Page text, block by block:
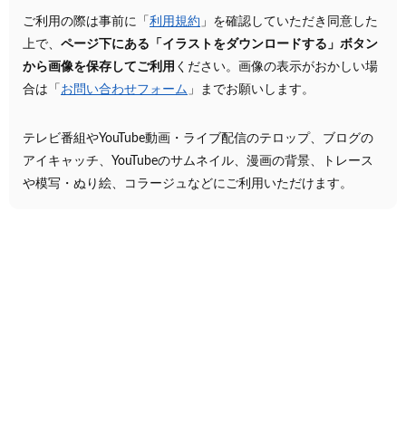
ご利用の際は事前に「 利用規約 」を確認していただき同意した
上で、 ページ下にある「イラストをダウンロードする」ボタン
から画像を保存してご利用 ください。画像の表示がおかしい場
合は「 お問い合わせフォーム 」までお願いします。
テレビ番組やYouTube動画・ライブ配信のテロップ、ブログの
アイキャッチ、YouTubeのサムネイル、漫画の背景、トレース
や模写・ぬり絵、コラージュなどにご利用いただけます。